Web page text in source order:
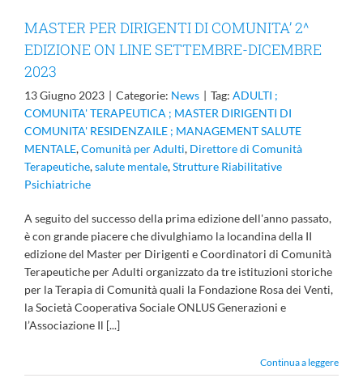
MASTER PER DIRIGENTI DI COMUNITA’ 2^
EDIZIONE ON LINE SETTEMBRE-DICEMBRE
2023
13 Giugno 2023 | Categorie: News | Tag: ADULTI ;
COMUNITA' TERAPEUTICA ; MASTER DIRIGENTI DI
COMUNITA' RESIDENZAILE ; MANAGEMENT SALUTE
MENTALE,Comunità per Adulti, Direttore di Comunità
Terapeutiche,salute mentale,Strutture Riabilitative
Psichiatriche
A seguito del successo della prima edizione dell'anno passato,
è con grande piacere che divulghiamo la locandina della II
edizione del Master per Dirigenti e Coordinatori di Comunità
Terapeutiche per Adulti organizzato da tre istituzioni storiche
per la Terapia di Comunità quali la Fondazione Rosa dei Venti,
la Società Cooperativa Sociale ONLUS Generazioni e
l’Associazione Il [...]
Continua a leggere